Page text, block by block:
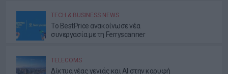
TECH & BUSINESS NEWS
Το BestPrice ανακοίνωσε νέα
συνεργασία με τη Ferryscanner
TELECOMS
Δίκτυα νέας γενιάς και AI στην κορυφή